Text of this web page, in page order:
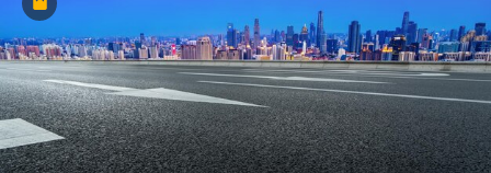
Premium